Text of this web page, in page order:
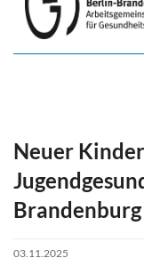
Neuer
03.11.2025